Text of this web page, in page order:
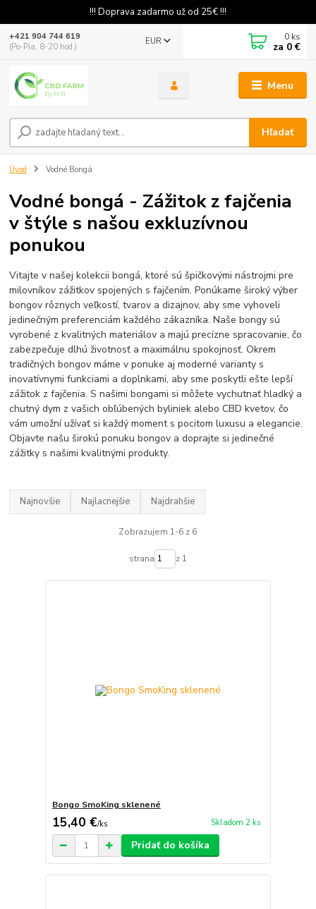
!!! Doprava zadarmo už od 25€ !!!
Menu
EUR
Hľadať
+421 904 744 619
(Po-Pia, 8-20 hod.)
0 ks
za 0 €
Úvod Vodné Bongá
Vodné bongá - Zážitok z fajčenia
v štýle s našou exkluzívnou
ponukou
Vitajte v našej kolekcii bongá, ktoré sú špičkovými nástrojmi pre
milovníkov zážitkov spojených s fajčením. Ponúkame široký výber
bongov rôznych veľkostí, tvarov a dizajnov, aby sme vyhoveli
jedinečným preferenciám každého zákazníka. Naše bongy sú
vyrobené z kvalitných materiálov a majú precízne spracovanie, čo
zabezpečuje dlhú životnosť a maximálnu spokojnosť. Okrem
tradičných bongov máme v ponuke aj moderné varianty s
inovatívnymi funkciami a doplnkami, aby sme poskytli ešte lepší
zážitok z fajčenia. S našimi bongami si môžete vychutnať hladký a
chutný dym z vašich obľúbených byliniek alebo CBD kvetov, čo
vám umožní užívať si každý moment s pocitom luxusu a elegancie.
Objavte našu širokú ponuku bongov a doprajte si jedinečné
zážitky s našimi kvalitnými produkty.
Najnovšie Najlacnejšie Najdrahšie
Zobrazujem 1-6 z 6
strana z 1
Bongo SmoKing sklenené
15,40 €/ks Skladom 2 ks
Pridať do košíka